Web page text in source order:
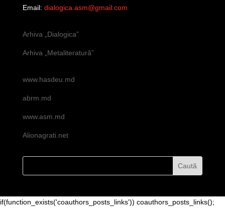
Email: dialogica.asm@gmail.com
Arhiva „Dialogica”
Arhiva „Metaliteratură”
www.hasdeu.md
abrm.md
www.asm.md
Alionagrati.net
if(function_exists('coauthors_posts_links')) coauthors_posts_links();